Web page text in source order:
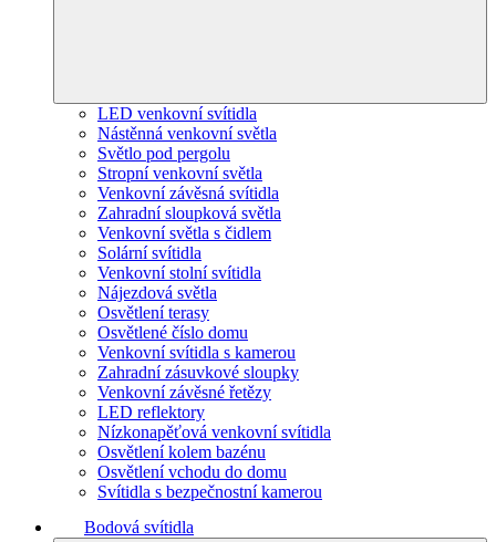
LED venkovní svítidla
Nástěnná venkovní světla
Světlo pod pergolu
Stropní venkovní světla
Venkovní závěsná svítidla
Zahradní sloupková světla
Venkovní světla s čidlem
Solární svítidla
Venkovní stolní svítidla
Nájezdová světla
Osvětlení terasy
Osvětlené číslo domu
Venkovní svítidla s kamerou
Zahradní zásuvkové sloupky
Venkovní závěsné řetězy
LED reflektory
Nízkonapěťová venkovní svítidla
Osvětlení kolem bazénu
Osvětlení vchodu do domu
Svítidla s bezpečnostní kamerou
Bodová svítidla